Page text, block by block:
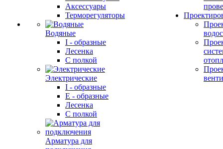
Аксессуары
Терморегуляторы
Водяные
I - образные
Лесенка
С полкой
Электрические
I - образные
E - образные
Лесенка
С полкой
Арматура для